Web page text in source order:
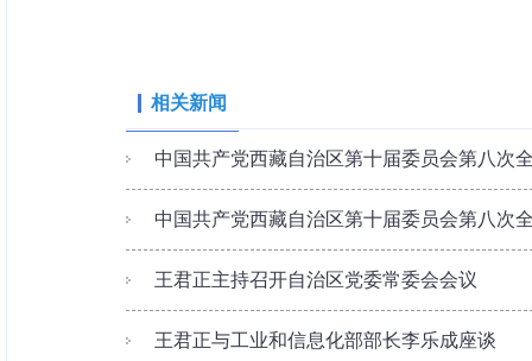
相关新闻
中国共产党西藏自治区第十届委员会第八次
中国共产党西藏自治区第十届委员会第八次
王君正主持召开自治区党委常委会会议
王君正与工业和信息化部部长李乐成座谈